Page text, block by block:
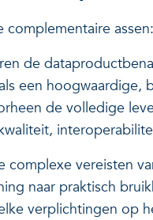
complementaire assen:
de
een
de volledige
complexe vereisten
naar praktisch
verplichtingen op